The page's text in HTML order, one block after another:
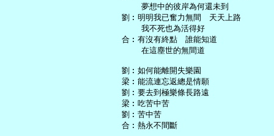
       夢想中的彼岸為何還未到
   劉︰明明我已奮力無間　天天上路
       我不死也為活得好
   合︰有沒有終點　誰能知道
       在這塵世的無間道
   劉︰如何能離開失樂園
   梁︰能流連忘返總是情願
   劉︰要去到極樂條長路遠
   梁︰吃苦中苦
   劉︰苦中苦
   合︰熱永不間斷